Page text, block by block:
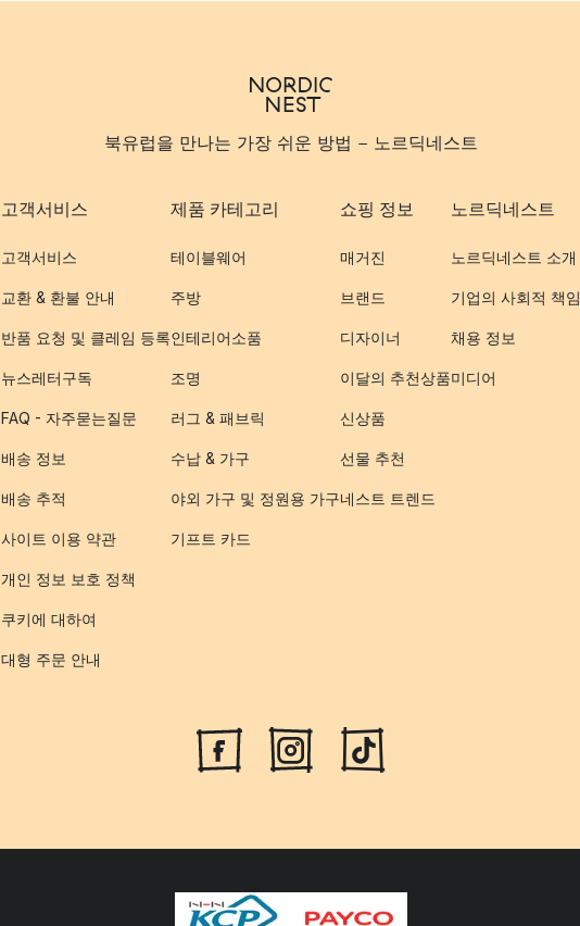
북유럽을 만나는 가장 쉬운 방법 - 노르딕네스트
고객서비스
고객서비스
교환 & 환불 안내
반품 요청 및 클레임 등록
뉴스레터구독
FAQ - 자주묻는질문
배송 정보
배송 추적
사이트 이용 약관
개인 정보 보호 정책
쿠키에 대하여
대형 주문 안내
제품 카테고리
테이블웨어
주방
인테리어소품
조명
러그 & 패브릭
수납 & 가구
야외 가구 및 정원용 가구
기프트 카드
쇼핑 정보
매거진
브랜드
디자이너
이달의 추천상품
신상품
선물 추천
네스트 트렌드
노르딕네스트
노르딕네스트 소개
기업의 사회적 책임
채용 정보
미디어